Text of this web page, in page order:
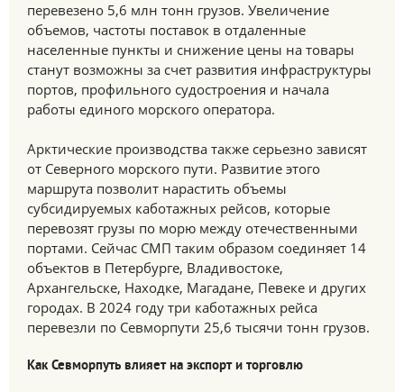
перевезено 5,6 млн тонн грузов. Увеличение
объемов, частоты поставок в отдаленные
населенные пункты и снижение цены на товары
станут возможны за счет развития инфраструктуры
портов, профильного судостроения и начала
работы единого морского оператора.
Арктические производства также серьезно зависят
от Северного морского пути. Развитие этого
маршрута позволит нарастить объемы
субсидируемых каботажных рейсов, которые
перевозят грузы по морю между отечественными
портами. Сейчас СМП таким образом соединяет 14
объектов в Петербурге, Владивостоке,
Архангельске, Находке, Магадане, Певеке и других
городах. В 2024 году три каботажных рейса
перевезли по Севморпути 25,6 тысячи тонн грузов.
Как Севморпуть влияет на экспорт и торговлю